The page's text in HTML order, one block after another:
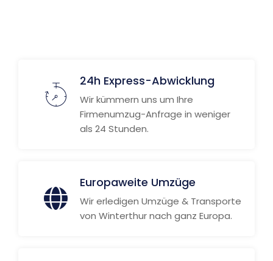
24h Express-Abwicklung
Wir kümmern uns um Ihre
Firmenumzug-Anfrage in weniger
als 24 Stunden.
Europaweite Umzüge
Wir erledigen Umzüge & Transporte
von Winterthur nach ganz Europa.